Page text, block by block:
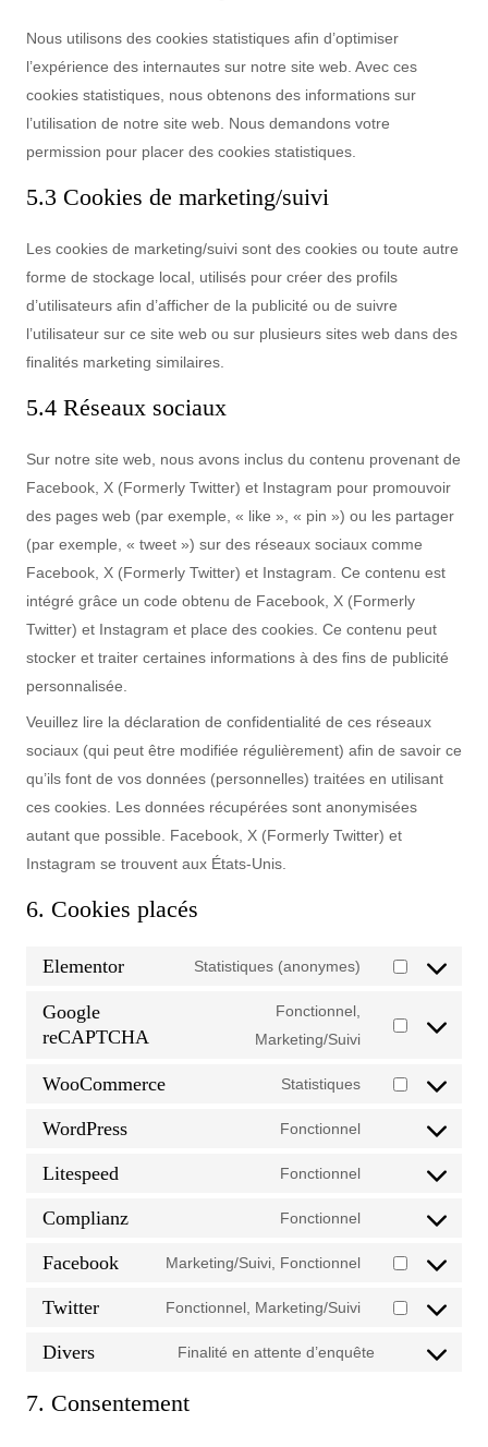
Nous utilisons des cookies statistiques afin d’optimiser
l’expérience des internautes sur notre site web. Avec ces
cookies statistiques, nous obtenons des informations sur
l’utilisation de notre site web. Nous demandons votre
permission pour placer des cookies statistiques.
5.3 Cookies de marketing/suivi
Les cookies de marketing/suivi sont des cookies ou toute autre
forme de stockage local, utilisés pour créer des profils
d’utilisateurs afin d’afficher de la publicité ou de suivre
l’utilisateur sur ce site web ou sur plusieurs sites web dans des
finalités marketing similaires.
5.4 Réseaux sociaux
Sur notre site web, nous avons inclus du contenu provenant de
Facebook, X (Formerly Twitter) et Instagram pour promouvoir
des pages web (par exemple, « like », « pin ») ou les partager
(par exemple, « tweet ») sur des réseaux sociaux comme
Facebook, X (Formerly Twitter) et Instagram. Ce contenu est
intégré grâce un code obtenu de Facebook, X (Formerly
Twitter) et Instagram et place des cookies. Ce contenu peut
stocker et traiter certaines informations à des fins de publicité
personnalisée.
Veuillez lire la déclaration de confidentialité de ces réseaux
sociaux (qui peut être modifiée régulièrement) afin de savoir ce
qu’ils font de vos données (personnelles) traitées en utilisant
ces cookies. Les données récupérées sont anonymisées
autant que possible. Facebook, X (Formerly Twitter) et
Instagram se trouvent aux États-Unis.
6. Cookies placés
Elementor Statistiques (anonymes)
Google
reCAPTCHA
Fonctionnel,
Marketing/Suivi
WooCommerce Statistiques
WordPress Fonctionnel
Litespeed Fonctionnel
Complianz Fonctionnel
Facebook Marketing/Suivi, Fonctionnel
Twitter Fonctionnel, Marketing/Suivi
Divers Finalité en attente d’enquête
7. Consentement